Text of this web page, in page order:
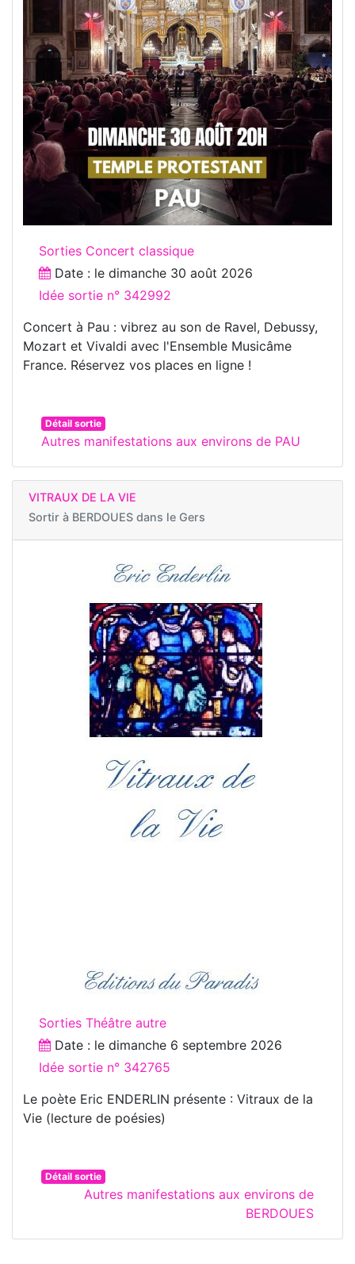
Sorties Concert classique
Date : le dimanche 30 août 2026
Idée sortie n° 342992
Concert à Pau : vibrez au son de Ravel, Debussy,
Mozart et Vivaldi avec l'Ensemble Musicâme
France. Réservez vos places en ligne !
Détail sortie
Autres manifestations aux environs de PAU
VITRAUX DE LA VIE
Sortir à BERDOUES dans le Gers
Sorties Théâtre autre
Date : le dimanche 6 septembre 2026
Idée sortie n° 342765
Le poète Eric ENDERLIN présente : Vitraux de la
Vie (lecture de poésies)
Détail sortie
Autres manifestations aux environs de
BERDOUES